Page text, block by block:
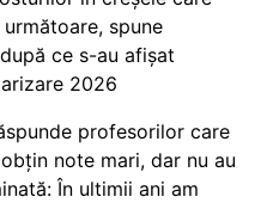
spune
ce s-au afișat
2026
profesorilor care
note mari, dar nu au
În ultimii ani am